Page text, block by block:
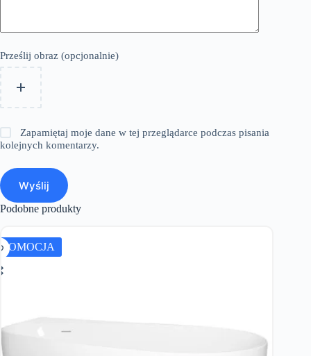
Prześlij obraz (opcjonalnie)
Zapamiętaj moje dane w tej przeglądarce podczas pisania
kolejnych komentarzy.
Wyślij
Podobne produkty